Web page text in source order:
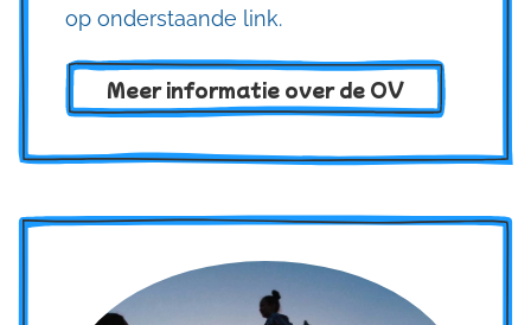
op onderstaande link.
Meer informatie over de OV